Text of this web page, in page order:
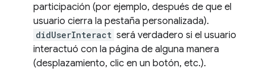
participación (por ejemplo, después de que el
usuario cierra la pestaña personalizada).
didUserInteract será verdadero si el usuario
interactuó con la página de alguna manera
(desplazamiento, clic en un botón, etc.).